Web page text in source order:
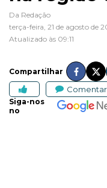
Da Redação
terça-feira, 21 de agosto de
Atualizado às 09:11
Compartilhar
Comentar
Siga-nos
no